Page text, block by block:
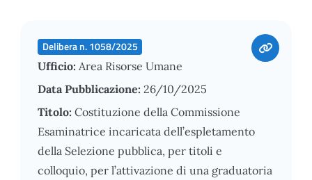
Delibera n. 1058/2025
Ufficio: Area Risorse Umane
Data Pubblicazione: 26/10/2025
Titolo: Costituzione della Commissione
Esaminatrice incaricata dell’espletamento
della Selezione pubblica, per titoli e
colloquio, per l’attivazione di una graduatoria